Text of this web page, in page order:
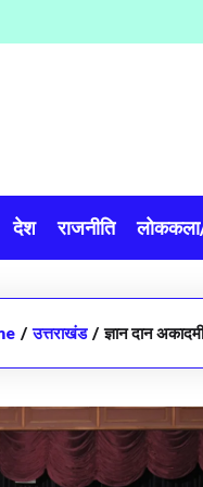
देश राजनीति
/ उत्तराखंड / ज्ञान दान